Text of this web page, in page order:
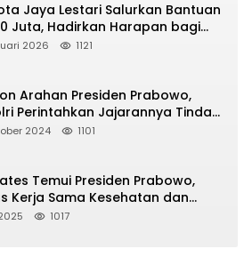
Jaya Lestari Salurkan Bantuan
Juta, Hadirkan Harapan bagi
Bencana di Sumatera
2026 1121
Arahan Presiden Prabowo,
Perintahkan Jajarannya Tindak
Pelaku Judi Online
2024 1101
Temui Presiden Prabowo,
Kerja Sama Kesehatan dan
Makan Bergizi Gratis
1017